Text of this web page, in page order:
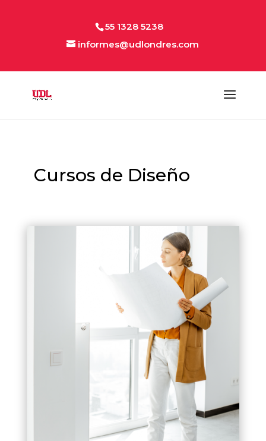
55 1328 5238
informes@udlondres.com
Cursos de Diseño